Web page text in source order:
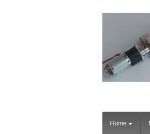
Home